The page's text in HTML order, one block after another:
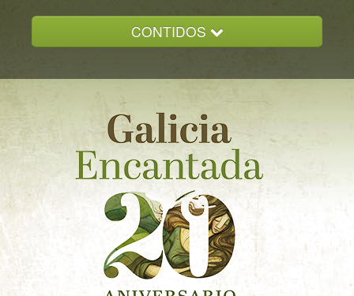
CONTIDOS
GALICIA ENCANTADA
DOCUMENTACION
NOVAS
CONTACTO